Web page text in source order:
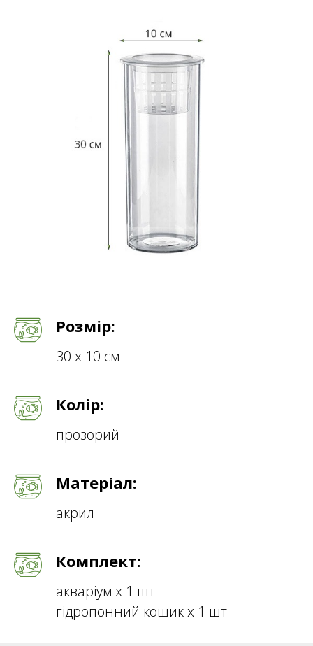
Розмір:
30 х 10 см
Колір:
прозорий
Матеріал:
акрил
Комплект:
акваріум х 1 шт
гідропонний кошик х 1 шт